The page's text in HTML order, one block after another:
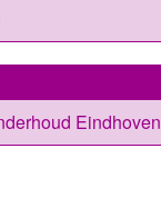
Eindhoven